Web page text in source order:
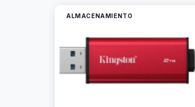
ALMACENAMIENTO